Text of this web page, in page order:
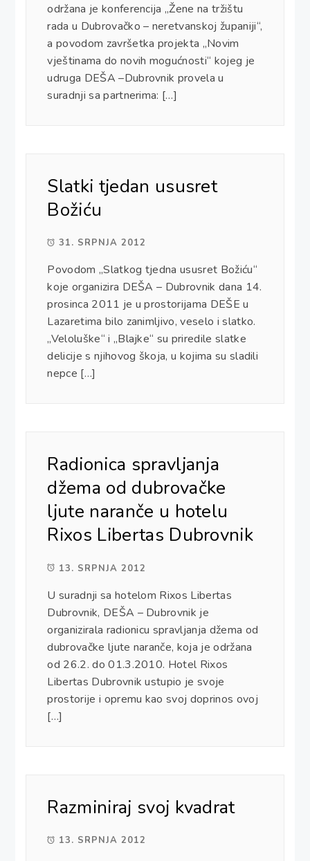
održana je konferencija „Žene na tržištu
rada u Dubrovačko – neretvanskoj županiji“,
a povodom završetka projekta „Novim
vještinama do novih mogućnosti“ kojeg je
udruga DEŠA –Dubrovnik provela u
suradnji sa partnerima: […]
Slatki tjedan ususret
Božiću
31. SRPNJA 2012
Povodom „Slatkog tjedna ususret Božiću“
koje organizira DEŠA – Dubrovnik dana 14.
prosinca 2011 je u prostorijama DEŠE u
Lazaretima bilo zanimljivo, veselo i slatko.
„Veloluške“ i „Blajke“ su priredile slatke
delicije s njihovog škoja, u kojima su sladili
nepce […]
Radionica spravljanja
džema od dubrovačke
ljute naranče u hotelu
Rixos Libertas Dubrovnik
13. SRPNJA 2012
U suradnji sa hotelom Rixos Libertas
Dubrovnik, DEŠA – Dubrovnik je
organizirala radionicu spravljanja džema od
dubrovačke ljute naranče, koja je održana
od 26.2. do 01.3.2010. Hotel Rixos
Libertas Dubrovnik ustupio je svoje
prostorije i opremu kao svoj doprinos ovoj
[…]
Razminiraj svoj kvadrat
13. SRPNJA 2012